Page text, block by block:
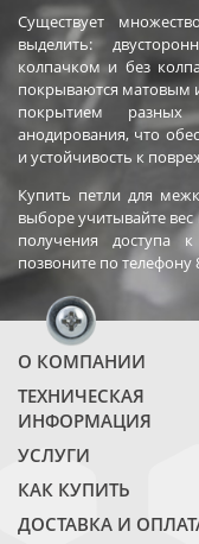
Существует
выделить:
колпачком и без
покрываются
покрытием
анодирования, что
и устойчивость к
Купить петли для
выборе учитывайте
получения
позвоните по телефону
О КОМПАНИИ
ТЕХНИЧЕСКАЯ
ИНФОРМАЦИЯ
УСЛУГИ
КАК КУПИТЬ
ДОСТАВКА И